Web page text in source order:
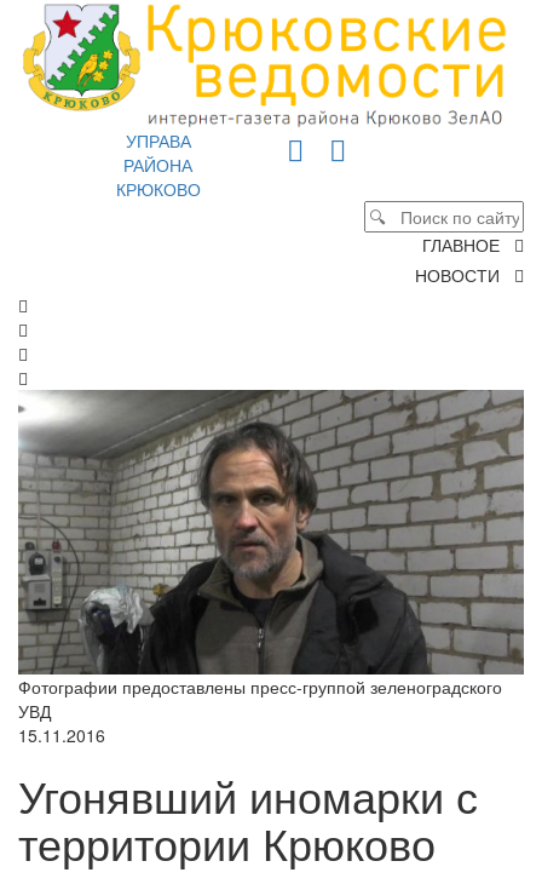
УПРАВА
РАЙОНА
КРЮКОВО
ГЛАВНОЕ
НОВОСТИ
Фотографии предоставлены пресс-группой зеленоградского
УВД
15.11.2016
Угонявший иномарки с
территории Крюково